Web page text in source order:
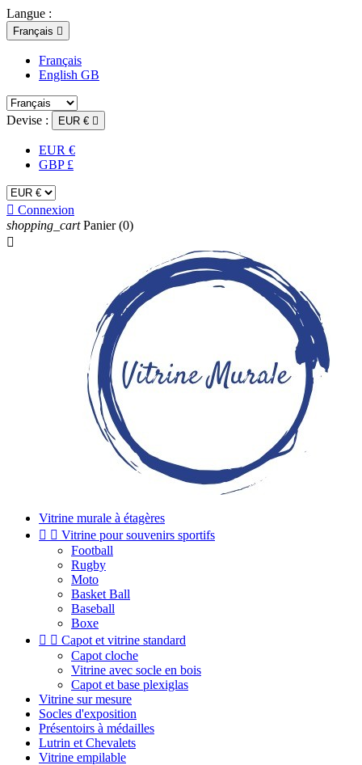
Langue :
Français 
Français
English GB
Devise : EUR € 
EUR €
GBP £
 Connexion
shopping_cart Panier (0)

Vitrine murale à étagères
  Vitrine pour souvenirs sportifs
Football
Rugby
Moto
Basket Ball
Baseball
Boxe
  Capot et vitrine standard
Capot cloche
Vitrine avec socle en bois
Capot et base plexiglas
Vitrine sur mesure
Socles d'exposition
Présentoirs à médailles
Lutrin et Chevalets
Vitrine empilable